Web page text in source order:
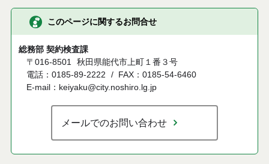
このページに関するお問合せ
総務部 契約検査課
〒016-8501 秋田県能代市上町１番３号
電話：0185-89-2222
FAX：0185-54-6460
E-mail：keiyaku@city.noshiro.lg.jp
メールでのお問い合わせ